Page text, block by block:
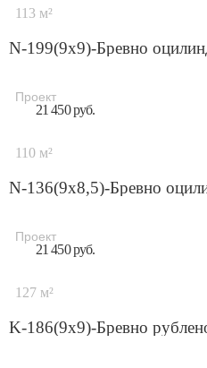
113 м²
N-199(9x9)-Бревно
Проект
21 450 руб.
110 м²
N-136(9x8,5)-Бревно
Проект
21 450 руб.
127 м²
K-186(9х9)-Бревно